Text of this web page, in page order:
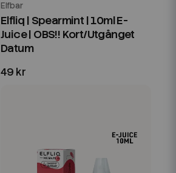
Elfbar
Elfliq | Spearmint | 10ml E-
Juice | OBS!! Kort/Utgånget
Datum
49 kr